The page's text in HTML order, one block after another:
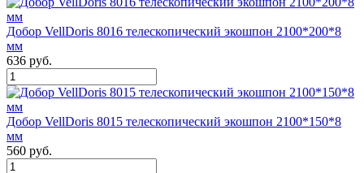
Добор VellDoris 8016 телескопический экошпон 2100*200*8
мм
636 руб.
Добор VellDoris 8015 телескопический экошпон 2100*150*8
мм
560 руб.